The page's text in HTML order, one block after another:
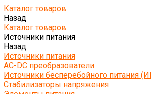
Каталог товаров
Назад
Каталог товаров
Источники питания
Назад
Источники питания
AC-DC преобразователи
Источники бесперебойного питания
Стабилизаторы напряжения